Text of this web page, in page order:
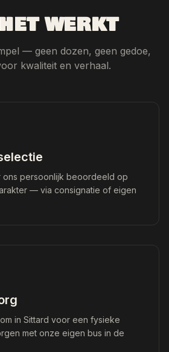
WERKT
— geen dozen, geen gedoe,
kwaliteit en verhaal.
ons persoonlijk beoordeeld op
— via consignatie of eigen
in Sittard voor een fysieke
met onze eigen bus in de